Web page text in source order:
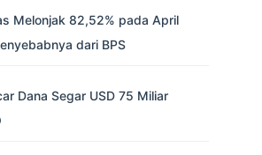
Melonjak 82,52% pada April
dari BPS
Dana Segar USD 75 Miliar